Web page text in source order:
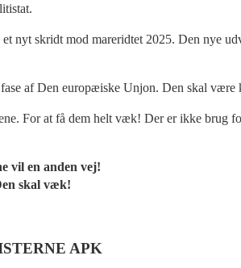
nyt skridt mod mareridtet 2025. Den nye
af Den europæiske Unjon. Den skal være
For at få dem helt væk! Der er ikke brug
vil en anden vej!
skal væk!
APK